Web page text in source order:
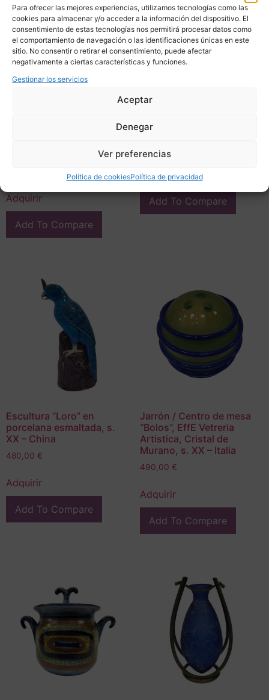
Para ofrecer las mejores experiencias, utilizamos tecnologías como las
cookies para almacenar y/o acceder a la información del dispositivo. El
consentimiento de estas tecnologías nos permitirá procesar datos como
el comportamiento de navegación o las identificaciones únicas en este
sitio. No consentir o retirar el consentimiento, puede afectar
negativamente a ciertas características y funciones.
Gestionar los servicios
Aceptar
Denegar
Ver preferencias
Política de cookiesPolítica de privacidad
turquesas, Vintage – Italia
Adquirir
Add To Compare
Estilo Art Déco, s. XXI
Adquirir
Add To Compare
Escultura “Loro” en
porcelana esmaltada, s.
XX – China
480,00 €
Adquirir
Add To Compare
Jarrón / Centro de mesa
“Bolos”, EffE Vetreria
Artistica, Cristal de
Murano, s. XX – Italia
490,00 €
Adquirir
Add To Compare